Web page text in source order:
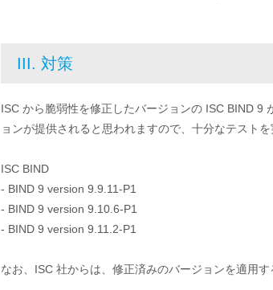
III. 対策
ISC から脆弱性を修正したバージョンの ISC BIND 9
ョンが提供されると思われますので、十分なテスト
ISC BIND
- BIND 9 version 9.9.11-P1
- BIND 9 version 9.10.6-P1
- BIND 9 version 9.11.2-P1
なお、ISC 社からは、修正済みのバージョンを適用